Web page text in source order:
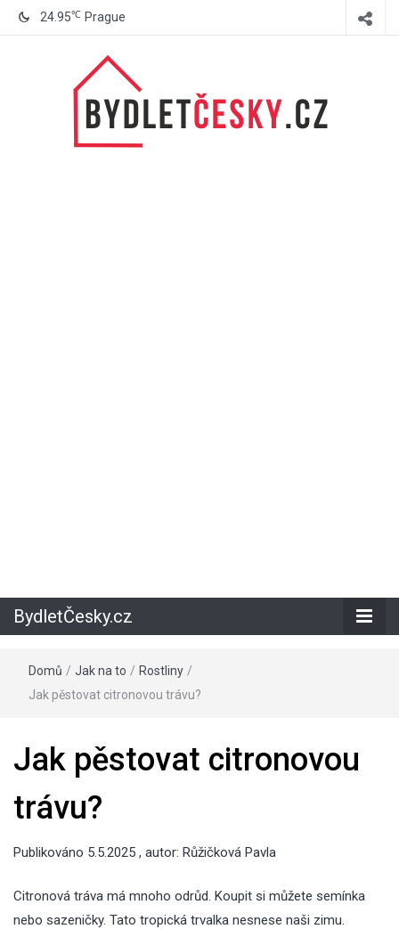
24.95℃ Prague
BydletČesky.cz
Domů / Jak na to / Rostliny /
Jak pěstovat citronovou trávu?
Jak pěstovat citronovou
trávu?
Publikováno 5.5.2025 , autor: Růžičková Pavla
Citronová tráva má mnoho odrůd. Koupit si můžete semínka
nebo sazeničky. Tato tropická trvalka nesnese naši zimu.